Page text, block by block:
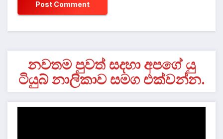
නවතම පුවත් සදහා අපගේ යු
ටියුබ් නාලිකාව සමග එක්වන්න.